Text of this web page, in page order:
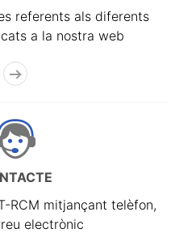
referents als diferents
a la nostra web
RCM mitjançant telèfon,
electrònic